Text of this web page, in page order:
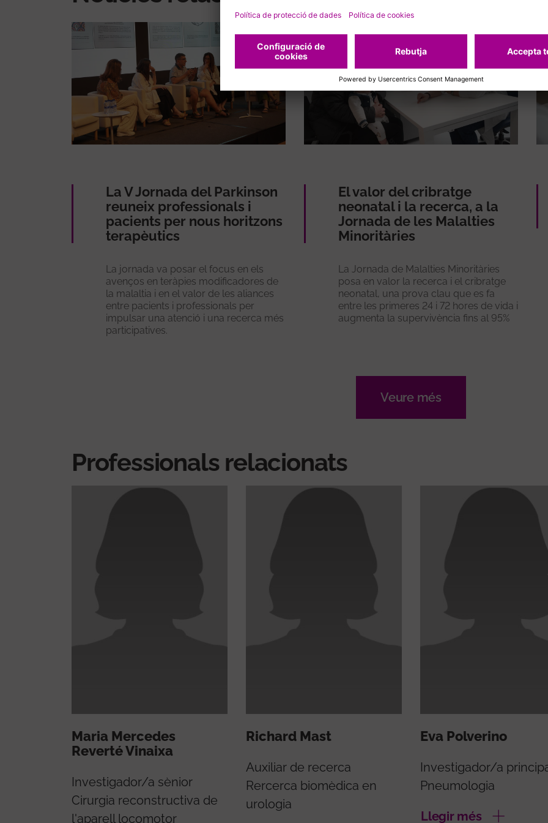
La V Jornada del Parkinson
reuneix professionals i
pacients per nous horitzons
terapèutics
La jornada va posar el focus en els
avenços en teràpies modificadores de
la malaltia i en el valor de les aliances
entre pacients i professionals per
impulsar una atenció i una recerca més
participatives.
El valor del cribratge
neonatal i la recerca, a la
Jornada de les Malalties
Minoritàries
La Jornada de Malalties Minoritàries
posa en valor la recerca i el cribratge
neonatal, una prova clau que es fa
entre les primeres 24 i 72 hores de vida i
augmenta la supervivència fins al 95%
Veure més
Professionals relacionats
Maria Mercedes
Reverté Vinaixa
Investigador/a sènior
Cirurgia reconstructiva de
l'aparell locomotor
Richard Mast
Auxiliar de recerca
Rercerca biomèdica en
urologia
Eva Polverino
Investigador/a
Pneumologia
Llegir més